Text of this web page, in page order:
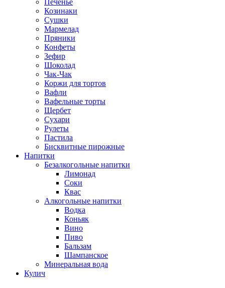
Печенье
Козинаки
Сушки
Мармелад
Пряники
Конфеты
Зефир
Шоколад
Чак-Чак
Коржи для тортов
Вафли
Вафельные торты
Щербет
Сухари
Рулеты
Пастила
Бисквитные пирожные
Напитки
Безалкогольные напитки
Лимонад
Соки
Квас
Алкогольные напитки
Водка
Коньяк
Вино
Пиво
Бальзам
Шампанское
Минеральная вода
Кулич